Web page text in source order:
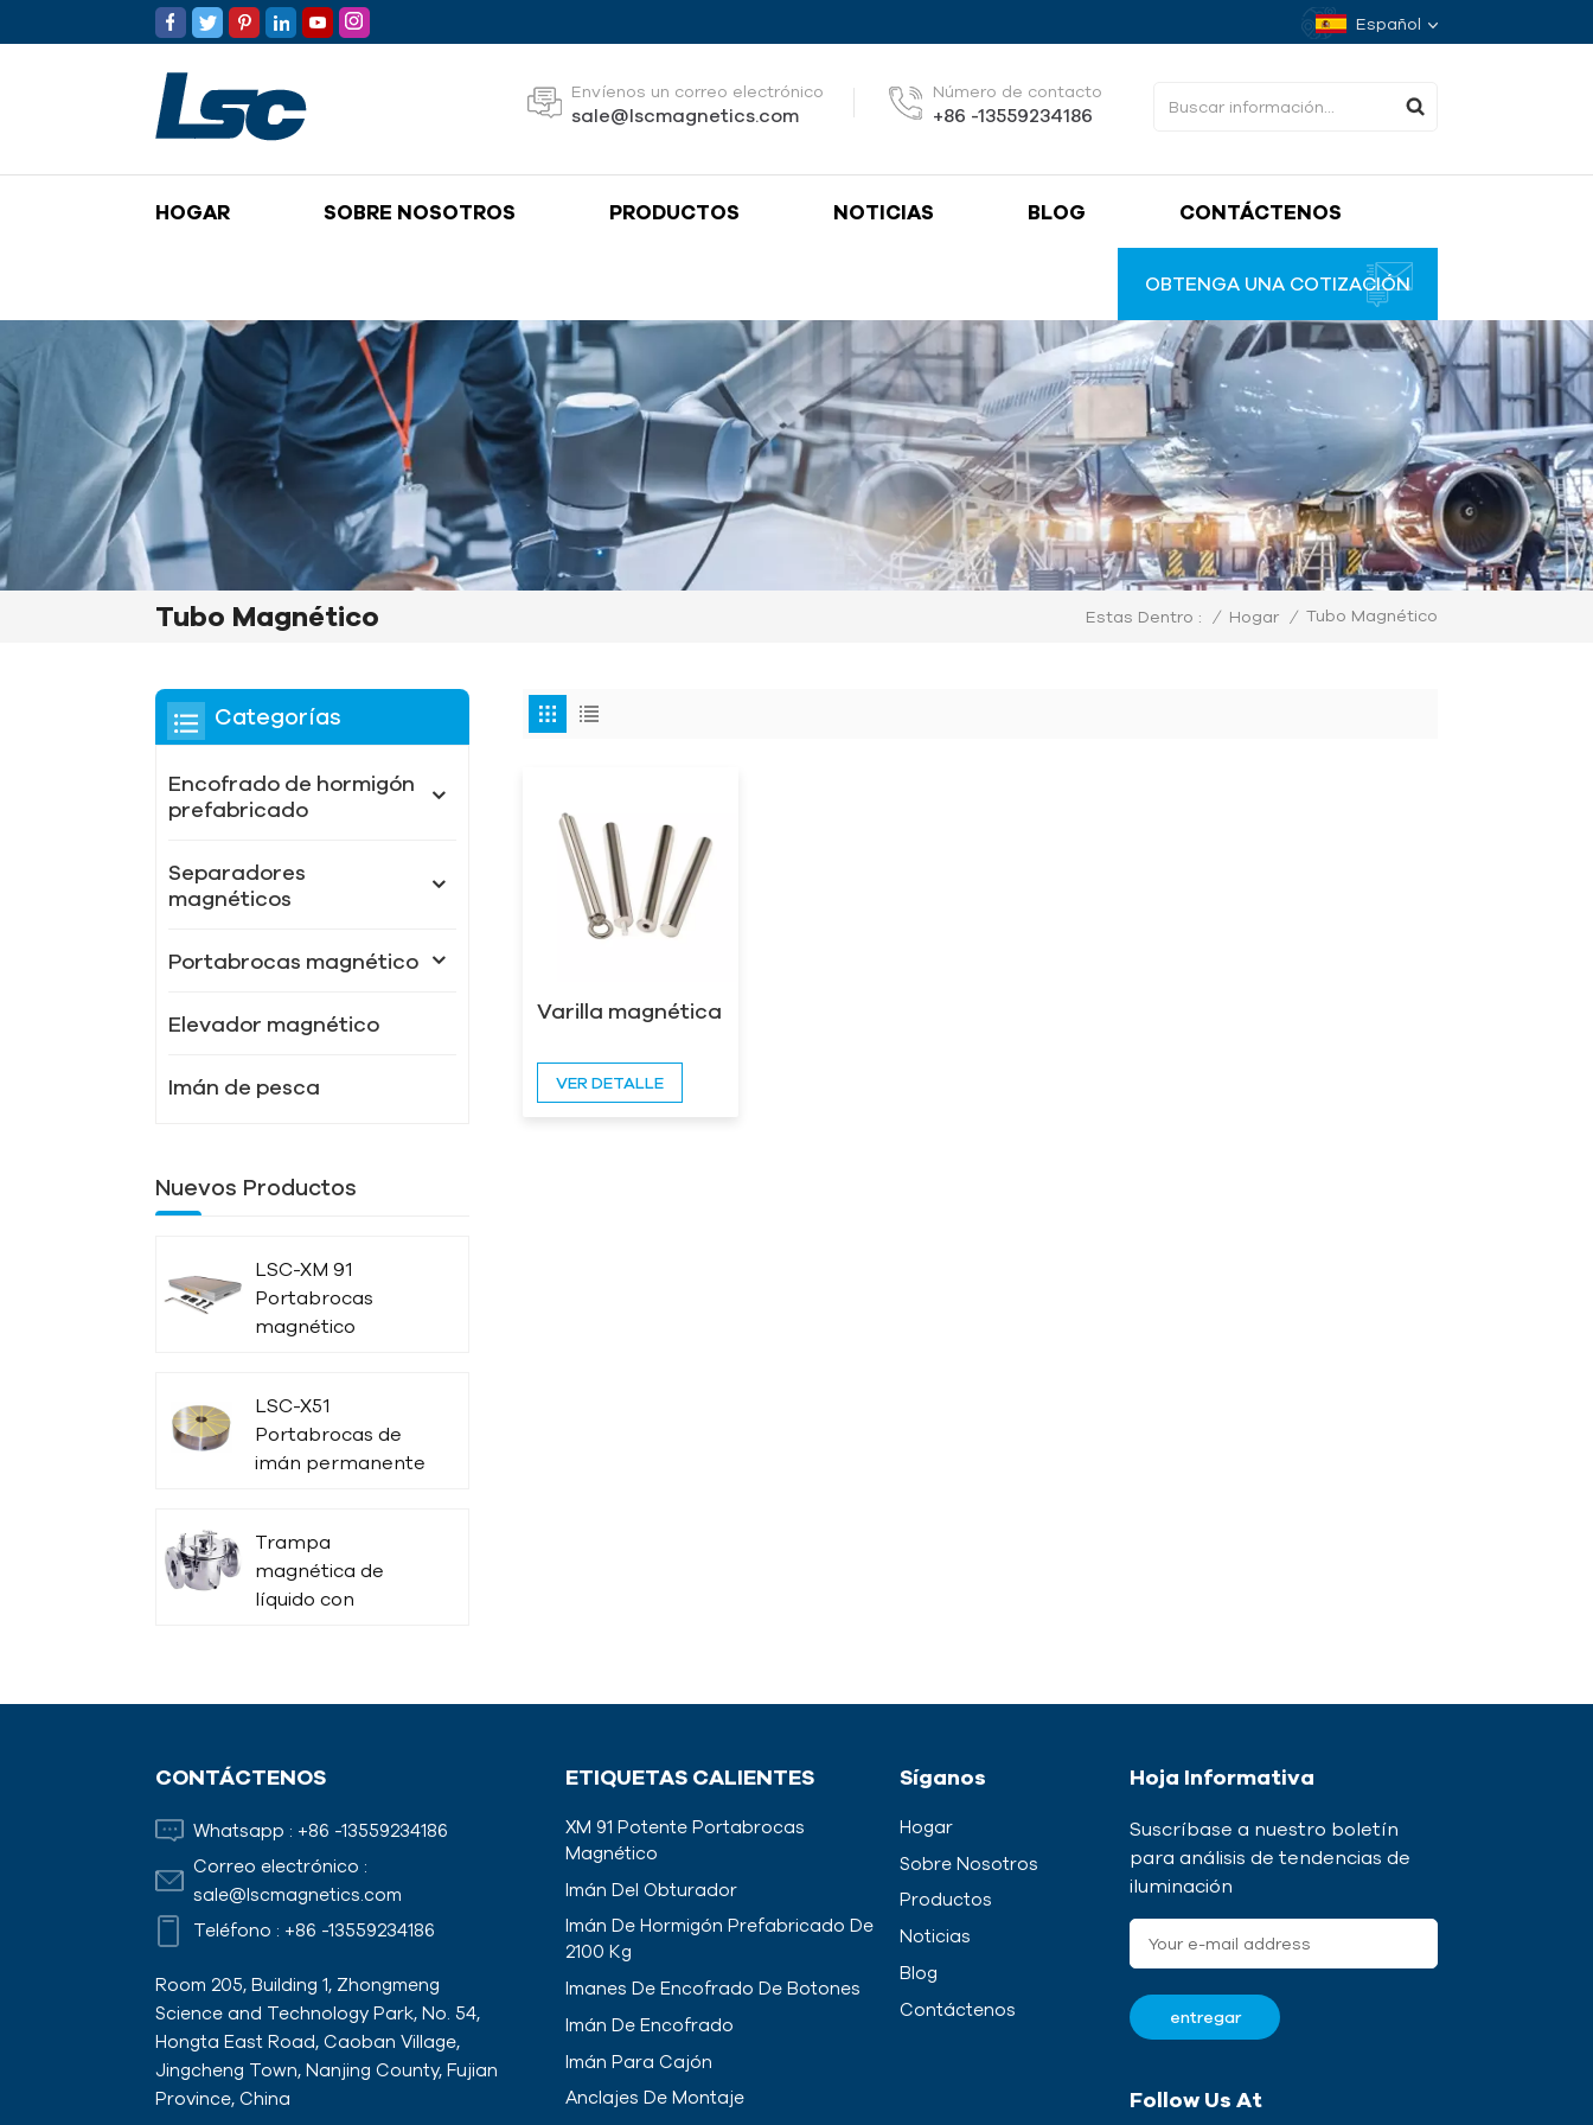
Español
Envíenos un correo electrónico
sale@lscmagnetics.com
Número de contacto
+86 -13559234186
HOGAR SOBRE NOSOTROS PRODUCTOS NOTICIAS BLOG CONTÁCTENOS
OBTENGA UNA COTIZACIÓN
Tubo Magnético Estas Dentro : / Hogar / Tubo Magnético
Varilla magnética
VER DETALLE
Categorías
Encofrado de hormigón
prefabricado
Separadores
magnéticos
Portabrocas magnético
Elevador magnético
Imán de pesca
Nuevos Productos
LSC-XM 91
Portabrocas
magnético
LSC-X51
Portabrocas de
imán permanente
Trampa
magnética de
líquido con
encofrado con
adaptadores
CONTÁCTENOS
Whatsapp : +86 -13559234186
Correo electrónico :
sale@lscmagnetics.com
Teléfono : +86 -13559234186
Room 205, Building 1, Zhongmeng
Science and Technology Park, No. 54,
Hongta East Road, Caoban Village,
Jingcheng Town, Nanjing County, Fujian
Province, China
ETIQUETAS CALIENTES
XM 91 Potente Portabrocas
Magnético
Imán Del Obturador
Imán De Hormigón Prefabricado De
2100 Kg
Imanes De Encofrado De Botones
Imán De Encofrado
Imán Para Cajón
Anclajes De Montaje
Síganos
Hogar
Sobre Nosotros
Productos
Noticias
Blog
Contáctenos
Hoja Informativa
Suscríbase a nuestro boletín
para análisis de tendencias de
iluminación
Follow Us At